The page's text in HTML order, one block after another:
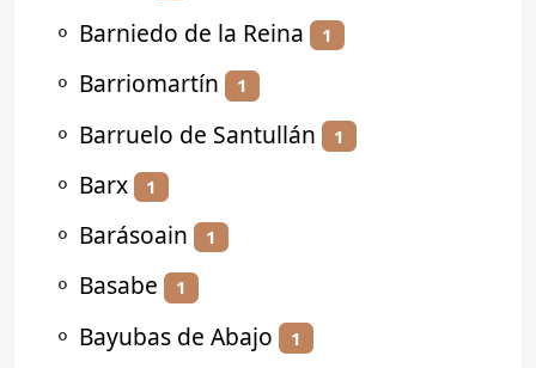
⚬ Barniedo de la Reina 1
⚬ Barriomartín 1
⚬ Barruelo de Santullán 1
⚬ Barx 1
⚬ Barásoain 1
⚬ Basabe 1
⚬ Bayubas de Abajo 1